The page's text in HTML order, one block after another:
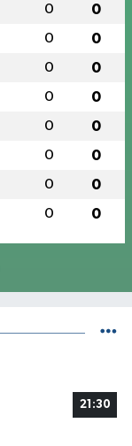
0 0
0 0
0 0
0 0
0 0
0 0
0 0
0 0
21:30